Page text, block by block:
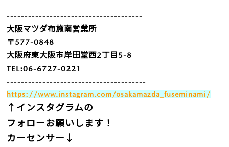
--------------------------------------
大阪マツダ布施南営業所
〒577-0848
大阪府東大阪市岸田堂西2丁目5-8
TEL:06-6727-0221
---------------------------------------
https://www.instagram.com/osakamazda_fuseminami/
↑インスタグラムの
フォローお願いします！
カーセンサー↓